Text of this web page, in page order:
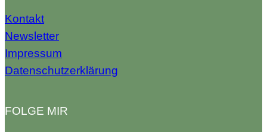
Kontakt
Newsletter
Impressum
Datenschutzerklärung
FOLGE MIR